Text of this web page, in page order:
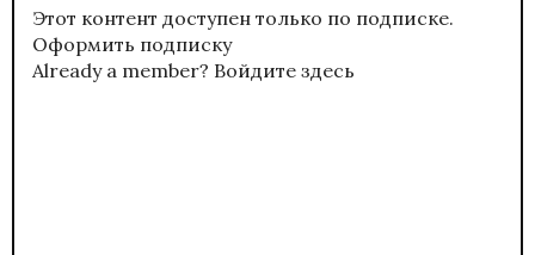
Этот контент доступен только по подписке.
Оформить подписку
Already a member? Войдите здесь